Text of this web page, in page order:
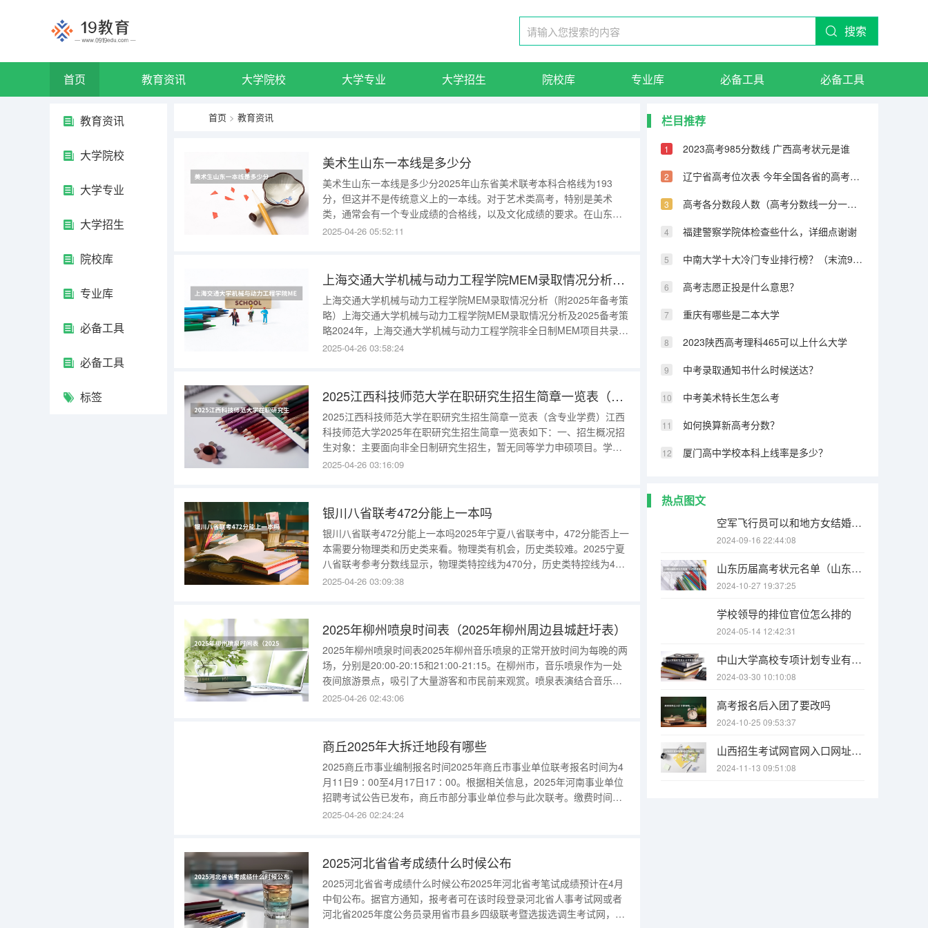
搜索
首页 教育资讯 大学院校 大学专业 大学招生 院校库 专业库 必备工具 必备工具
教育资讯
大学院校
大学专业
大学招生
院校库
专业库
必备工具
必备工具
标签
首页 > 教育资讯
美术生山东一本线是多少分
美术生山东一本线是多少分2025年山东省美术联考本科合格线为193
分，但这并不是传统意义上的一本线。对于艺术类高考，特别是美术
类，通常会有一个专业成绩的合格线，以及文化成绩的要求。在山东
省，想要进入一本院校，除了美术专业成绩要达到一定水平外，文化成
2025-04-26 05:52:11
上海交通大学机械与动力工程学院MEM录取情况分析（附2025年备考策略）（2025同济大学MEM工程管理硕士奖学金方案公布！）
上海交通大学机械与动力工程学院MEM录取情况分析（附2025年备考策
略）上海交通大学机械与动力工程学院MEM录取情况分析及2025备考策
略2024年，上海交通大学机械与动力工程学院非全日制MEM项目共录取
203名学生，录取分数线表现出一定的集中趋势。初试分数区间在176至
2025-04-26 03:58:24
2025江西科技师范大学在职研究生招生简章一览表（含专业学费）（2025年厦门大学在职研究生报考指南）
2025江西科技师范大学在职研究生招生简章一览表（含专业学费）江西
科技师范大学2025年在职研究生招生简章一览表如下：一、招生概况招
生对象：主要面向非全日制研究生招生，暂无同等学力申硕项目。学
制：34年。学费区间：3.64.8万元，具体根据各专业有所差异。二、招
2025-04-26 03:16:09
银川八省联考472分能上一本吗
银川八省联考472分能上一本吗2025年宁夏八省联考中，472分能否上一
本需要分物理类和历史类来看。物理类有机会，历史类较难。2025宁夏
八省联考参考分数线显示，物理类特控线为470分，历史类特控线为490
分。通常来说，特控线可看作一本线的参考。如果考生是物理类，472分
2025-04-26 03:09:38
2025年柳州喷泉时间表（2025年柳州周边县城赶圩表）
2025年柳州喷泉时间表2025年柳州音乐喷泉的正常开放时间为每晚的两
场，分别是20:00-20:15和21:00-21:15。在柳州市，音乐喷泉作为一处
夜间旅游景点，吸引了大量游客和市民前来观赏。喷泉表演结合音乐和
灯光，为观众带来视觉与听觉的双重享受。根据公开发布的信息，柳州
2025-04-26 02:43:06
商丘2025年大拆迁地段有哪些
2025商丘市事业编制报名时间2025年商丘市事业单位联考报名时间为4
月11日9∶00至4月17日17∶00。根据相关信息，2025年河南事业单位
招聘考试公告已发布，商丘市部分事业单位参与此次联考。缴费时间为4
月12日9:00至4月18日17:00。此次招聘考试分为综合类、教育类、卫生
2025-04-26 02:24:24
2025河北省省考成绩什么时候公布
2025河北省省考成绩什么时候公布2025年河北省考笔试成绩预计在4月
中旬公布。据官方通知，报考者可在该时段登录河北省人事考试网或者
河北省2025年度公务员录用省市县乡四级联考暨选拔选调生考试网，查
栏目推荐
2023高考985分数线 广西高考状元是谁
辽宁省高考位次表 今年全国各省的高考志愿填报时间是几号？
高考各分数段人数（高考分数线一分一段表）
福建警察学院体检查些什么，详细点谢谢
中南大学十大冷门专业排行榜？（末流985大学名单：最冷门的10所985大学（分数较低））
高考志愿正投是什么意思？
重庆有哪些是二本大学
2023陕西高考理科465可以上什么大学
中考录取通知书什么时候送达？
中考美术特长生怎么考
如何换算新高考分数？
厦门高中学校本科上线率是多少？
热点图文
空军飞行员可以和地方女结婚不？（1964年9月，人民空军第二批女飞行员_____被空军授予“优秀女飞行员”荣誉称号。）
2024-09-16 22:44:08
山东历届高考状元名单（山东高考最高分状元）
2024-10-27 19:37:25
学校领导的排位官位怎么排的
2024-05-14 12:42:31
中山大学高校专项计划专业有哪些
2024-03-30 10:10:08
高考报名后入团了要改吗
2024-10-25 09:53:37
山西招生考试网官网入口网址：http://www.sxkszx.cn/ 山西招生考试网官网报名系统登录网址：http://www.sxkszx.cn/index.html
2024-11-13 09:51:08